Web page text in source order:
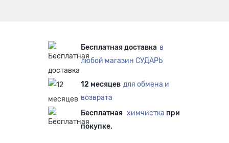
Бесплатная доставка в
любой магазин СУДАРЬ
12 месяцев для обмена и
возврата
Бесплатная химчистка при
покупке.